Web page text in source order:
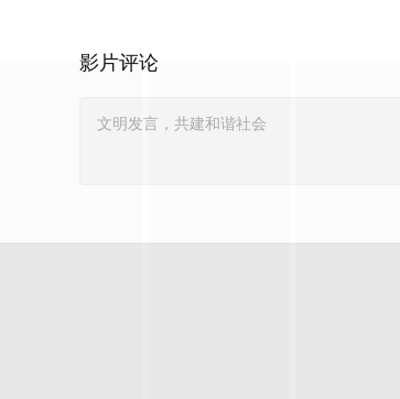
影片评论